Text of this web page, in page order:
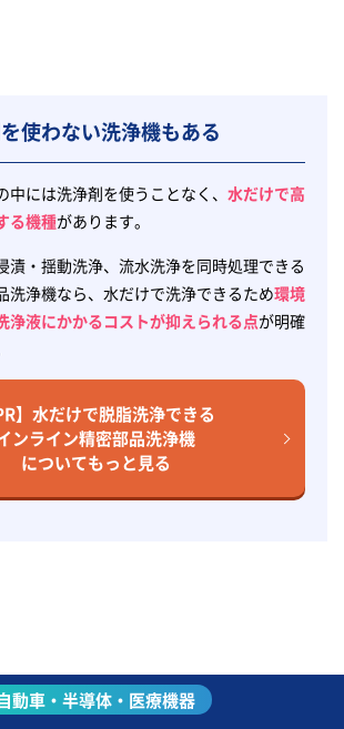
使わない洗浄機もある
には洗浄剤を使うことなく、 水だけで高
る機種があります。
漬・揺動洗浄、流水洗浄を同時処理できる
洗浄機なら、水だけで洗浄できるため環境
浄液にかかるコストが抑えられる点が明確
】水だけで脱脂洗浄できる
ンライン精密部品洗浄機
についてもっと見る
動車・半導体・医療機器